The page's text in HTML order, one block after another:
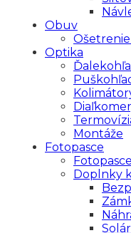
Obuv
Optika
Montáže
Fotopasce
Fotopasce
Doplnky